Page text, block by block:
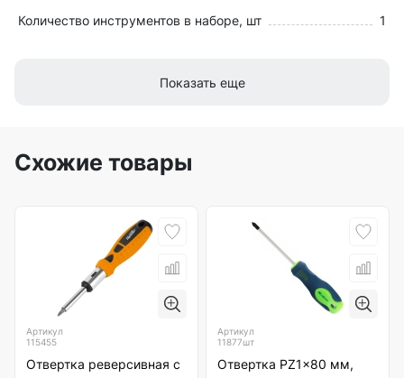
Количество инструментов в наборе, шт 1
Показать еще
Схожие товары
Артикул
115455
Отвертка реверсивная с
Артикул
11877шт
Отвертка PZ1x80 мм,